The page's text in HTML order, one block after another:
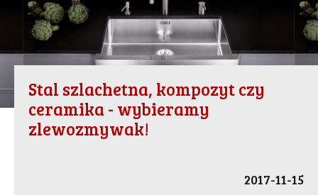
Stal szlachetna, kompozyt czy
ceramika - wybieramy
zlewozmywak!
2017-11-15